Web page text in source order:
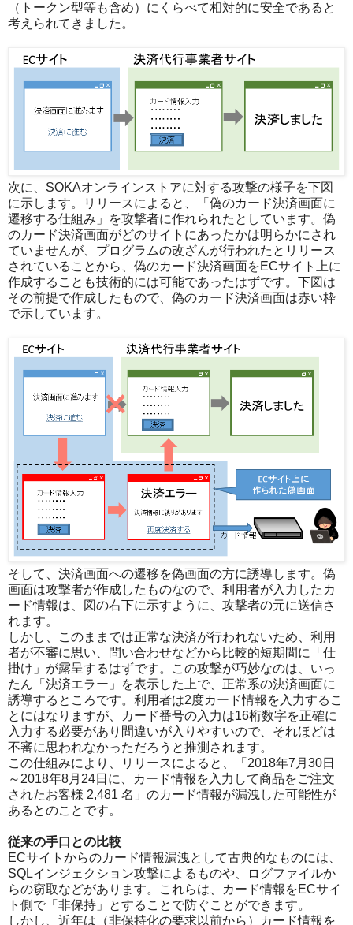
（トークン型等も含め）にくらべて相対的に安全であると
考えられてきました。
次に、SOKAオンラインストアに対する攻撃の様子を下図
に示します。リリースによると、「偽のカード決済画面に
遷移する仕組み」を攻撃者に作れられたとしています。偽
のカード決済画面がどのサイトにあったかは明らかにされ
ていませんが、プログラムの改ざんが行われたとリリース
されていることから、偽のカード決済画面をECサイト上に
作成することも技術的には可能であったはずです。下図は
その前提で作成したもので、偽のカード決済画面は赤い枠
で示しています。
そして、決済画面への遷移を偽画面の方に誘導します。偽
画面は攻撃者が作成したものなので、利用者が入力したカ
ード情報は、図の右下に示すように、攻撃者の元に送信さ
れます。
しかし、このままでは正常な決済が行われないため、利用
者が不審に思い、問い合わせなどから比較的短期間に「仕
掛け」が露呈するはずです。この攻撃が巧妙なのは、いっ
たん「決済エラー」を表示した上で、正常系の決済画面に
誘導するところです。利用者は2度カード情報を入力するこ
とにはなりますが、カード番号の入力は16桁数字を正確に
入力する必要があり間違いが入りやすいので、それほどは
不審に思われなかっただろうと推測されます。
この仕組みにより、リリースによると、「2018年7月30日
～2018年8月24日に、カード情報を入力して商品をご注文
されたお客様 2,481 名」のカード情報が漏洩した可能性が
あるとのことです。
従来の手口との比較
ECサイトからのカード情報漏洩として古典的なものには、
SQLインジェクション攻撃によるものや、ログファイルか
らの窃取などがあります。これらは、カード情報をECサイ
ト側で「非保持」とすることで防ぐことができます。
しかし、近年は（非保持化の要求以前から）カード情報を